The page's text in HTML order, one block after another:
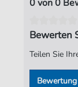
Spieldauer:
Verlag:
0 von 0
Bewerten
Teilen Sie